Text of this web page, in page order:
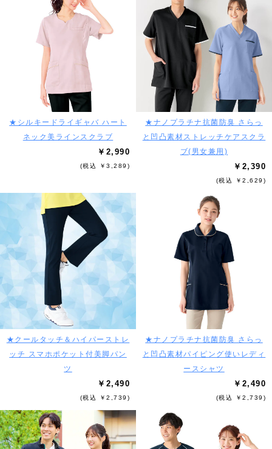
★シルキードライギャバ ハート
ネック美ラインスクラブ
￥2,990
(税込 ￥3,289)
★ナノプラチナ抗菌防臭 さらっ
と凹凸素材ストレッチケアスクラ
ブ(男女兼用)
￥2,390
(税込 ￥2,629)
★クールタッチ＆ハイパーストレ
ッチ スマホポケット付美脚パン
ツ
￥2,490
(税込 ￥2,739)
★ナノプラチナ抗菌防臭 さらっ
と凹凸素材パイピング使いレディ
ースシャツ
￥2,490
(税込 ￥2,739)